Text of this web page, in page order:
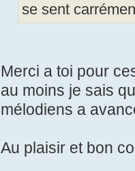
se sent
Merci a toi pour
au moins je sais
mélodiens a
Au plaisir et bon